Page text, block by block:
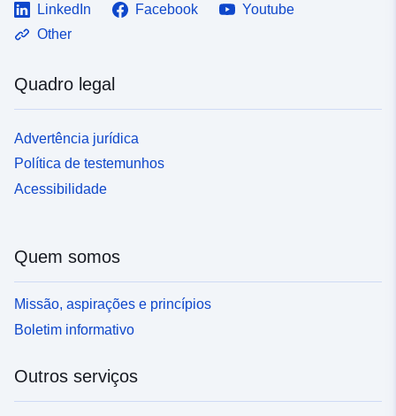
LinkedIn Facebook
Youtube
Other
Quadro legal
Advertência jurídica
Política de testemunhos
Acessibilidade
Quem somos
Missão, aspirações e princípios
Boletim informativo
Outros serviços